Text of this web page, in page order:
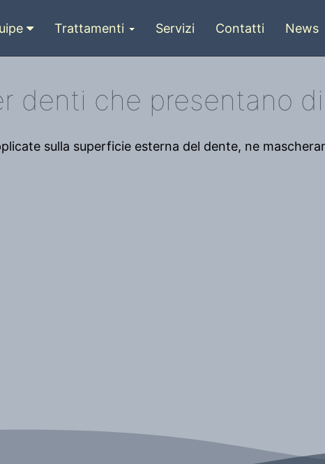
Trattamenti Servizi Contatti News
denti che presentano
sulla superficie esterna del dente, ne